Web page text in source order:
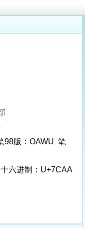
98版：OAWU 笔
六进制：U+7CAA